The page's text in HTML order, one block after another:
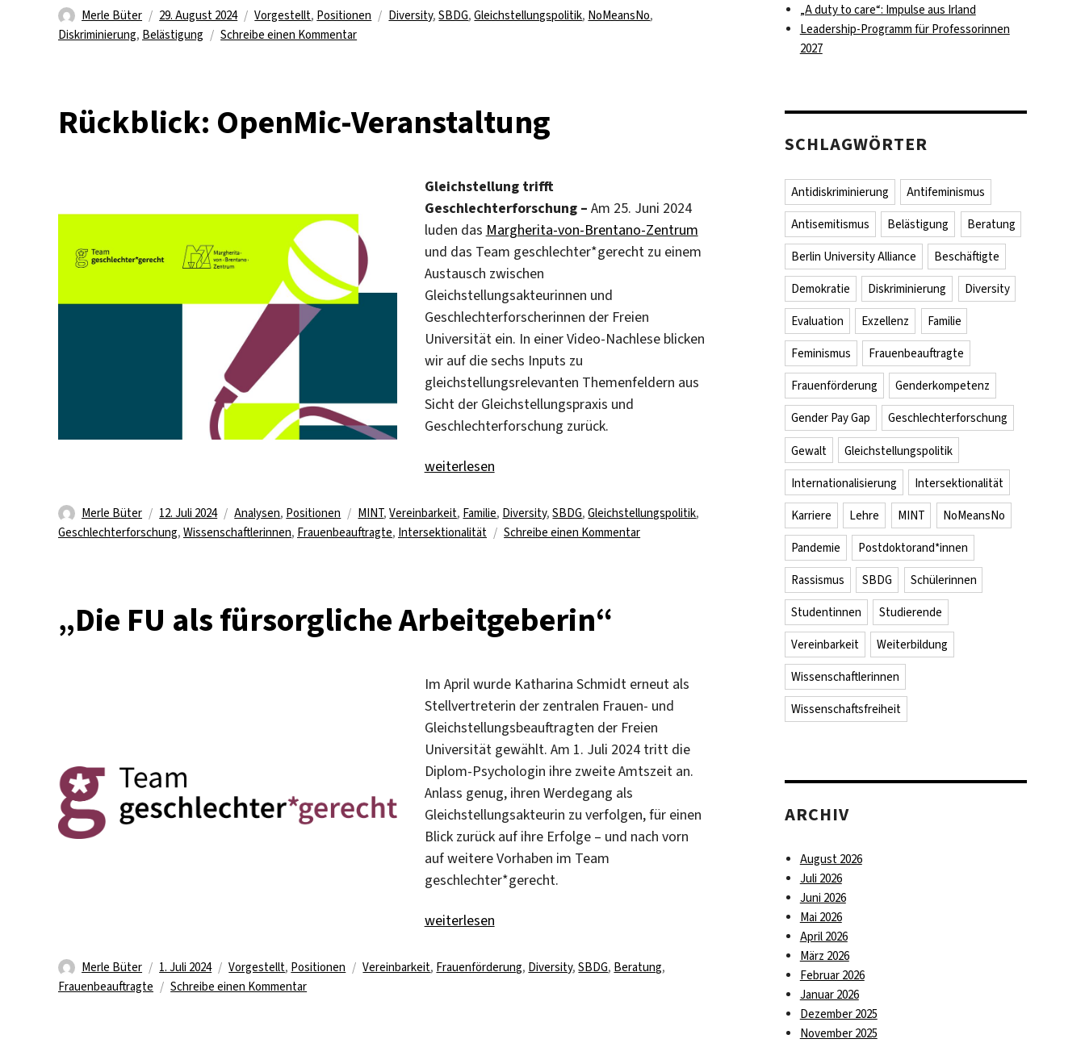
Autor
Merle Büter
Veröffentlicht
am
29. August 2024 Kategorien
Vorgestellt, Positionen Schlagwörter
Diversity,SBDG,Gleichstellungspolitik, NoMeansNo,
Diskriminierung, Belästigung Schreibe einen Kommentarzu
beim
Sommerfest
Rückblick: OpenMic-Veranstaltung
Gleichstellung trifft
Geschlechterforschung – Am 25. Juni 2024
luden das Margherita-von-Brentano-Zentrum
und das Team geschlechter*gerecht zu einem
Austausch zwischen
Gleichstellungsakteurinnen und
Geschlechterforscherinnen der Freien
Universität ein. In einer Video-Nachlese blicken
wir auf die sechs Inputs zu
gleichstellungsrelevanten Themenfeldern aus
Sicht der Gleichstellungspraxis und
Geschlechterforschung zurück.
„Rückblick: OpenMic-Veranstaltung“
weiterlesen
Autor
Merle Büter
Veröffentlicht
am
12. Juli 2024 Kategorien
Analysen, Positionen Schlagwörter
MINT,Vereinbarkeit, Familie, Diversity,SBDG,Gleichstellungspolitik,
Geschlechterforschung, Wissenschaftlerinnen, Frauenbeauftragte, Intersektionalität Schreibe einen Kommentarzu
„Die FU als fürsorgliche Arbeitgeberin“
Im April wurde Katharina Schmidt erneut als
Stellvertreterin der zentralen Frauen- und
Gleichstellungsbeauftragten der Freien
Universität gewählt. Am 1. Juli 2024 tritt die
Diplom-Psychologin ihre zweite Amtszeit an.
Anlass genug, ihren Werdegang als
Gleichstellungsakteurin zu verfolgen, für einen
Blick zurück auf ihre Erfolge – und nach vorn
auf weitere Vorhaben im Team
geschlechter*gerecht.
„„Die FU als fürsorgliche Arbeitgeberin““
weiterlesen
Autor
Merle Büter
Veröffentlicht
am
1. Juli 2024 Kategorien
Vorgestellt, Positionen Schlagwörter
Vereinbarkeit, Frauenförderung, Diversity,SBDG, Beratung,
Frauenbeauftragte
Schreibe einen Kommentarzu
„A duty to care“: Impulse aus Irland
Leadership-Programm für Professorinnen
2027
SCHLAGWÖRTER
Antidiskriminierung Antifeminismus
Antisemitismus Belästigung Beratung
Berlin University Alliance Beschäftigte
Demokratie Diskriminierung Diversity
Evaluation Exzellenz Familie
Feminismus Frauenbeauftragte
Frauenförderung Genderkompetenz
Gender Pay Gap Geschlechterforschung
Gewalt Gleichstellungspolitik
Internationalisierung Intersektionalität
Karriere Lehre MINT NoMeansNo
Pandemie Postdoktorand*innen
Rassismus SBDG Schülerinnen
Studentinnen Studierende
Vereinbarkeit Weiterbildung
Wissenschaftlerinnen
Wissenschaftsfreiheit
ARCHIV
August 2026
Juli 2026
Juni 2026
Mai 2026
April 2026
März 2026
Februar 2026
Januar 2026
Dezember 2025
November 2025